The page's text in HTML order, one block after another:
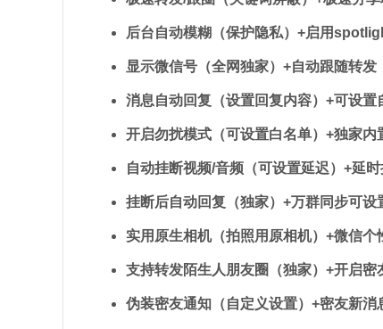
后台自动模糊（保护隐私）+启用
显示微信号（全网独家）+自动跟随转发
消息自动回复（设置回复内容）+可设置
开启勿扰模式（可设置白名单）+独家内
自动挂断视频/音频（可设置延迟）+延时
挂断后自动回复（独家）+万群同步可设
实用原生相机（拍照用原相机）+微信个
支持转发陌生人朋友圈（独家）+开启密
伪装密友通知（自定义设置）+密友新消